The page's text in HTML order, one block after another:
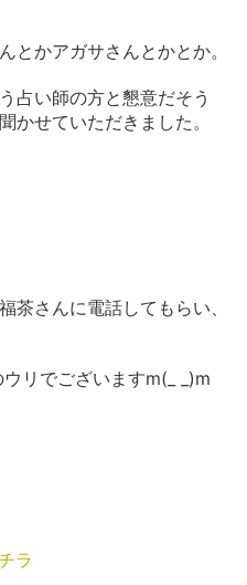
とかアガサさんとかとか。
占い師の方と懇意だそう
かせていただきました。
茶さんに電話してもらい、
リでございますm(_ _)m
ラ